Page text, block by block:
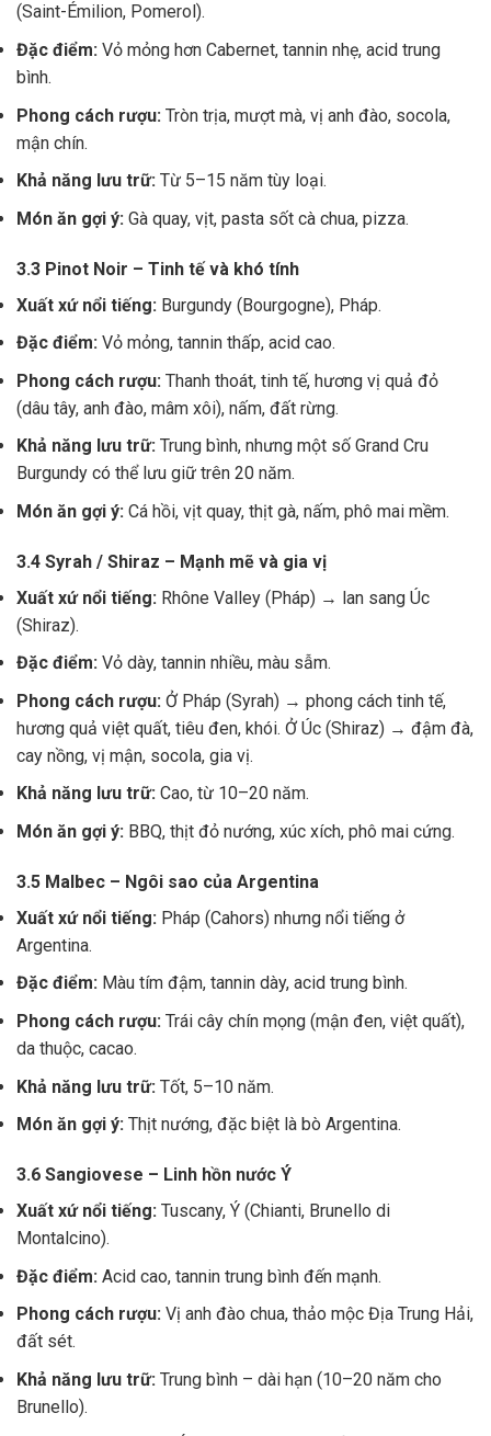
(Saint-Émilion, Pomerol).
Đặc điểm: Vỏ mỏng hơn Cabernet, tannin nhẹ, acid trung
bình.
Phong cách rượu: Tròn trịa, mượt mà, vị anh đào, socola,
mận chín.
Khả năng lưu trữ: Từ 5–15 năm tùy loại.
Món ăn gợi ý: Gà quay, vịt, pasta sốt cà chua, pizza.
3.3 Pinot Noir – Tinh tế và khó tính
Xuất xứ nổi tiếng: Burgundy (Bourgogne), Pháp.
Đặc điểm: Vỏ mỏng, tannin thấp, acid cao.
Phong cách rượu: Thanh thoát, tinh tế, hương vị quả đỏ
(dâu tây, anh đào, mâm xôi), nấm, đất rừng.
Khả năng lưu trữ: Trung bình, nhưng một số Grand Cru
Burgundy có thể lưu giữ trên 20 năm.
Món ăn gợi ý: Cá hồi, vịt quay, thịt gà, nấm, phô mai mềm.
3.4 Syrah / Shiraz – Mạnh mẽ và gia vị
Xuất xứ nổi tiếng: Rhône Valley (Pháp) → lan sang Úc
(Shiraz).
Đặc điểm: Vỏ dày, tannin nhiều, màu sẫm.
Phong cách rượu: Ở Pháp (Syrah) → phong cách tinh tế,
hương quả việt quất, tiêu đen, khói. Ở Úc (Shiraz) → đậm đà,
cay nồng, vị mận, socola, gia vị.
Khả năng lưu trữ: Cao, từ 10–20 năm.
Món ăn gợi ý: BBQ, thịt đỏ nướng, xúc xích, phô mai cứng.
3.5 Malbec – Ngôi sao của Argentina
Xuất xứ nổi tiếng: Pháp (Cahors) nhưng nổi tiếng ở
Argentina.
Đặc điểm: Màu tím đậm, tannin dày, acid trung bình.
Phong cách rượu: Trái cây chín mọng (mận đen, việt quất),
da thuộc, cacao.
Khả năng lưu trữ: Tốt, 5–10 năm.
Món ăn gợi ý: Thịt nướng, đặc biệt là bò Argentina.
3.6 Sangiovese – Linh hồn nước Ý
Xuất xứ nổi tiếng: Tuscany, Ý (Chianti, Brunello di
Montalcino).
Đặc điểm: Acid cao, tannin trung bình đến mạnh.
Phong cách rượu: Vị anh đào chua, thảo mộc Địa Trung Hải,
đất sét.
Khả năng lưu trữ: Trung bình – dài hạn (10–20 năm cho
Brunello).